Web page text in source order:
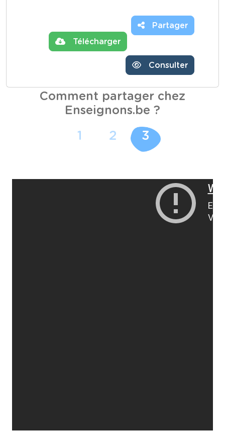
Télécharger
Partager
Consulter
Comment partager chez
Enseignons.be ?
1 2 3